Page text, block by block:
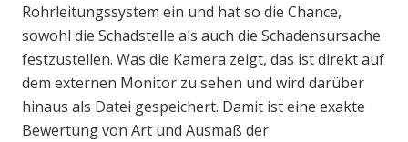
Rohrleitungssystem ein und hat so die Chance,
sowohl die Schadstelle als auch die Schadensursache
festzustellen. Was die Kamera zeigt, das ist direkt auf
dem externen Monitor zu sehen und wird darüber
hinaus als Datei gespeichert. Damit ist eine exakte
Bewertung von Art und Ausmaß der